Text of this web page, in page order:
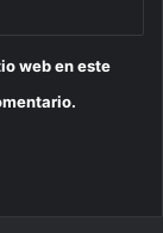
web en este